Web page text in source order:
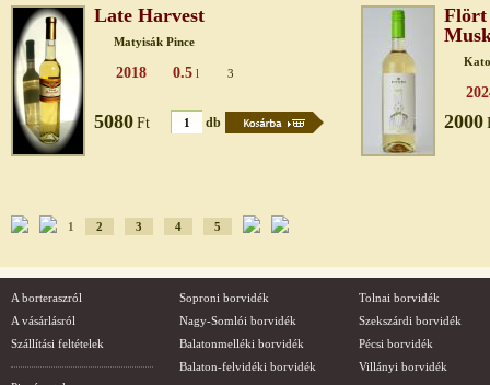
Late Harvest
Matyisák Pince
2018 0.5 l 3
5080 Ft db
Flört
2000
1 2 3 4 5
A borteraszról
A vásárlásról
Szállítási feltételek
Soproni borvidék
Nagy-Somlói borvidék
Balatonmelléki borvidék
Balaton-felvidéki borvidék
Tolnai borvidék
Szekszárdi borvidék
Pécsi borvidék
Villányi borvidék